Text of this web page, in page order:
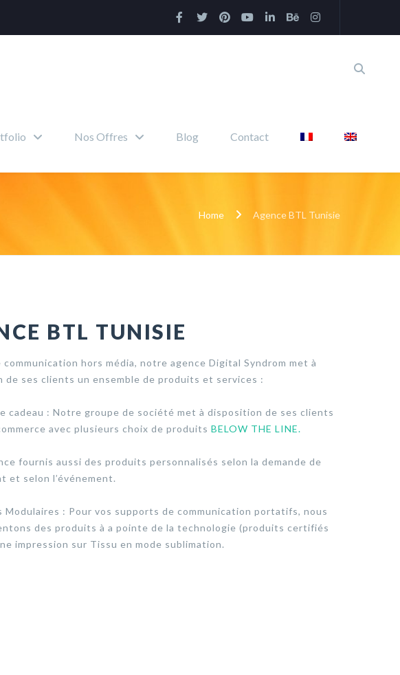
Nos Offres Blog Contact
Home Agence BTL Tunisie
BTL TUNISIE
hors média, notre agence Digital Syndrom met à
de ses clients un ensemble de produits et services :
cadeau : Notre groupe de société met à disposition de ses clients
avec plusieurs choix de produits BELOW THE LINE.
fournis aussi des produits personnalisés selon la demande de
et selon l’événement.
Modulaires : Pour vos supports de communication portatifs, nous
des produits à a pointe de la technologie (produits certifiés
impression sur Tissu en mode sublimation.